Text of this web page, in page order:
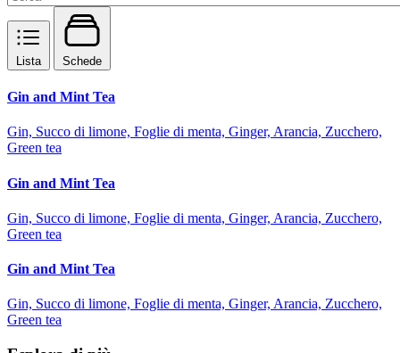
Lista Schede
Gin and Mint Tea
Gin, Succo di limone, Foglie di menta, Ginger, Arancia, Zucchero,
Green tea
Gin and Mint Tea
Gin, Succo di limone, Foglie di menta, Ginger, Arancia, Zucchero,
Green tea
Gin and Mint Tea
Gin, Succo di limone, Foglie di menta, Ginger, Arancia, Zucchero,
Green tea